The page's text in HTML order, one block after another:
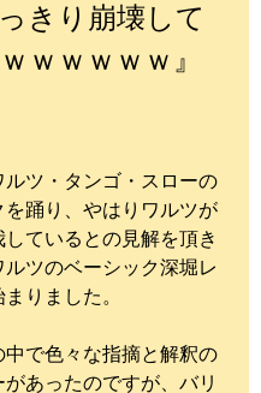
っきり崩壊して
ｗｗｗｗｗ』
ルツ・タンゴ・スローの
を踊り、やはりワルツが
ているとの見解を頂き
ルツのベーシック深堀レ
りました。
中で色々な指摘と解釈の
があったのですが、バリ